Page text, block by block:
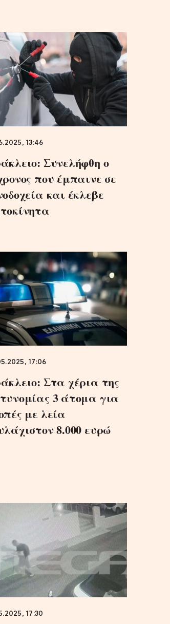
13:46
Συνελήφθη ο
που έμπαινε σε
και έκλεβε
17:06
Στα χέρια της
3 άτομα για
με λεία
8.000 ευρώ
17:30